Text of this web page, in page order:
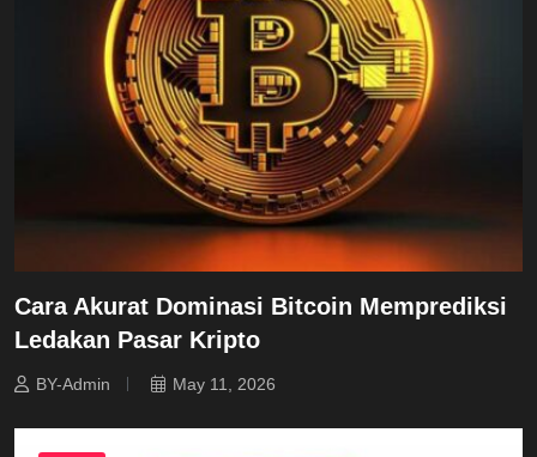
Cara Akurat Dominasi Bitcoin Memprediksi
Ledakan Pasar Kripto
BY-Admin May 11, 2026